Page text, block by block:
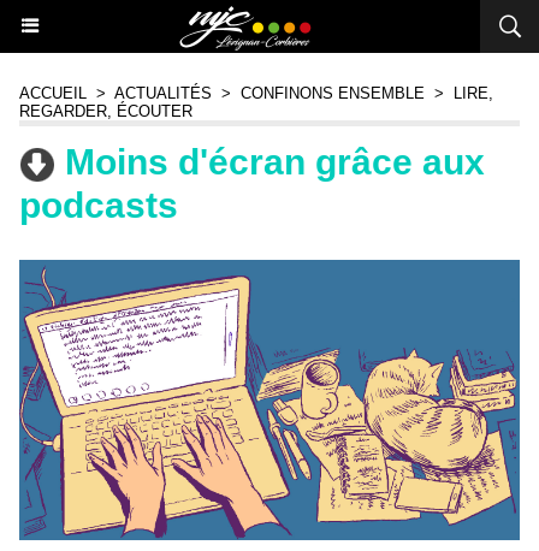
ACCUEIL > ACTUALITÉS > CONFINONS ENSEMBLE >
LIRE,
REGARDER, ÉCOUTER
Moins d'écran grâce aux
podcasts